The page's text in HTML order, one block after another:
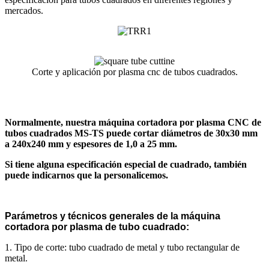
mercados.
Corte y aplicación por plasma cnc de tubos cuadrados.
Normalmente, nuestra máquina cortadora por plasma CNC de
tubos cuadrados MS-TS puede cortar diámetros de 30x30 mm
a 240x240 mm y espesores de 1,0 a 25 mm.
Si tiene alguna especificación especial de cuadrado, también
puede indicarnos que la personalicemos.
Parámetros y técnicos generales de la máquina
cortadora por plasma de tubo cuadrado:
1. Tipo de corte: tubo cuadrado de metal y tubo rectangular de
metal.